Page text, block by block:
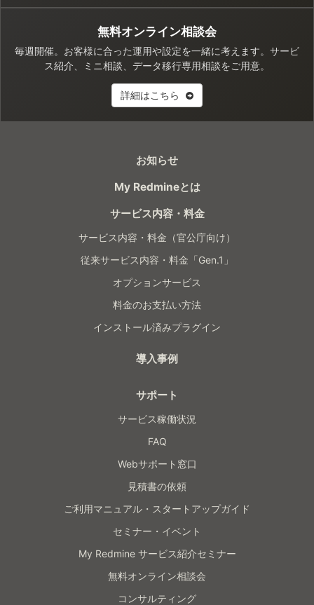
無料オンライン相談会
毎週開催。お客様に合った運用や設定を一緒に考えます。サービ
ス紹介、ミニ相談、データ移行専用相談をご用意。
詳細はこちら
お知らせ
My Redmineとは
サービス内容・料金
サービス内容・料金（官公庁向け）
従来サービス内容・料金「Gen.1」
オプションサービス
料金のお支払い方法
インストール済みプラグイン
導入事例
サポート
サービス稼働状況
FAQ
Webサポート窓口
見積書の依頼
ご利用マニュアル・スタートアップガイド
セミナー・イベント
My Redmine サービス紹介セミナー
無料オンライン相談会
コンサルティング